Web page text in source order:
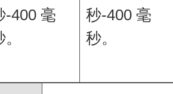
-400 毫
秒-400 毫
秒。